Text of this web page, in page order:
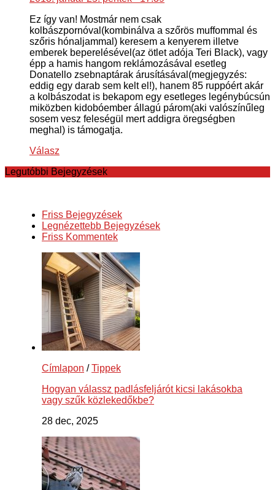
Ez így van! Mostmár nem csak
kolbászpornóval(kombinálva a szőrös muffommal és
szőris hónaljammal) keresem a kenyerem illetve
emberek beperelésével(az ötlet adója Teri Black), vagy
épp a hamis hangom reklámozásával esetleg
Donatello zsebnaptárak árusításával(megjegyzés:
eddig egy darab sem kelt el!), hanem 85 ruppóért akár
a kolbászodat is bekapom egy esetleges legénybúcsún
miközben kidobóember állagú párom(aki valószínűleg
sosem vesz feleségül mert addigra öregségben
meghal) is támogatja.
Válasz
Legutóbbi Bejegyzések
Friss Bejegyzések
Legnézettebb Bejegyzések
Friss Kommentek
Címlapon /Tippek
Hogyan válassz padlásfeljárót kicsi lakásokba
vagy szűk közlekedőkbe?
28 dec, 2025